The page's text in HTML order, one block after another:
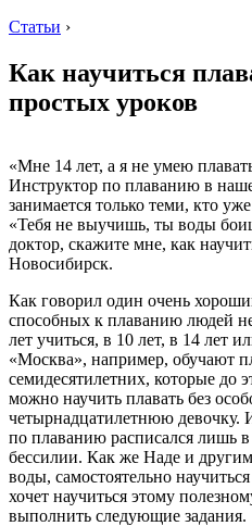
Статьи ›
Как научиться
простых уроков
«Мне 14 лет, а я не умею
Инструктор по плаванию в
занимается только теми, кто
«Тебя не выучишь, ты воды
доктор, скажите мне, как
Новосибирск.
Как говорил один очень
способных к плаванию людей
лет учиться, в 10 лет, в 14 лет
«Москва», например, обучают
семидесятилетних, которые до
можно научить плавать без
четырнадцатилетнюю девочку.
по плаванию расписался лишь
бессилии. Как же Наде и
воды, самостоятельно
хочет научиться этому
выполнить следующие задания.